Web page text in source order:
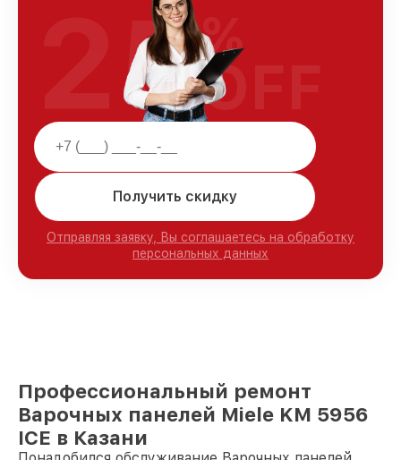
Получить скидку
Отправляя заявку, Вы соглашаетесь на обработку
персональных данных
25%
OFF
Профессиональный ремонт
Варочных панелей Miele KM 5956
ICE в Казани